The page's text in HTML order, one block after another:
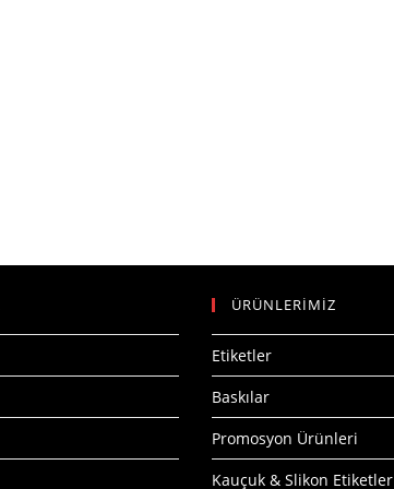
ÜRÜNLERİMİZ
Etiketler
Baskılar
Promosyon Ürünleri
Kauçuk & Slikon Etiketler